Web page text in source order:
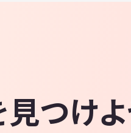
見つけよ